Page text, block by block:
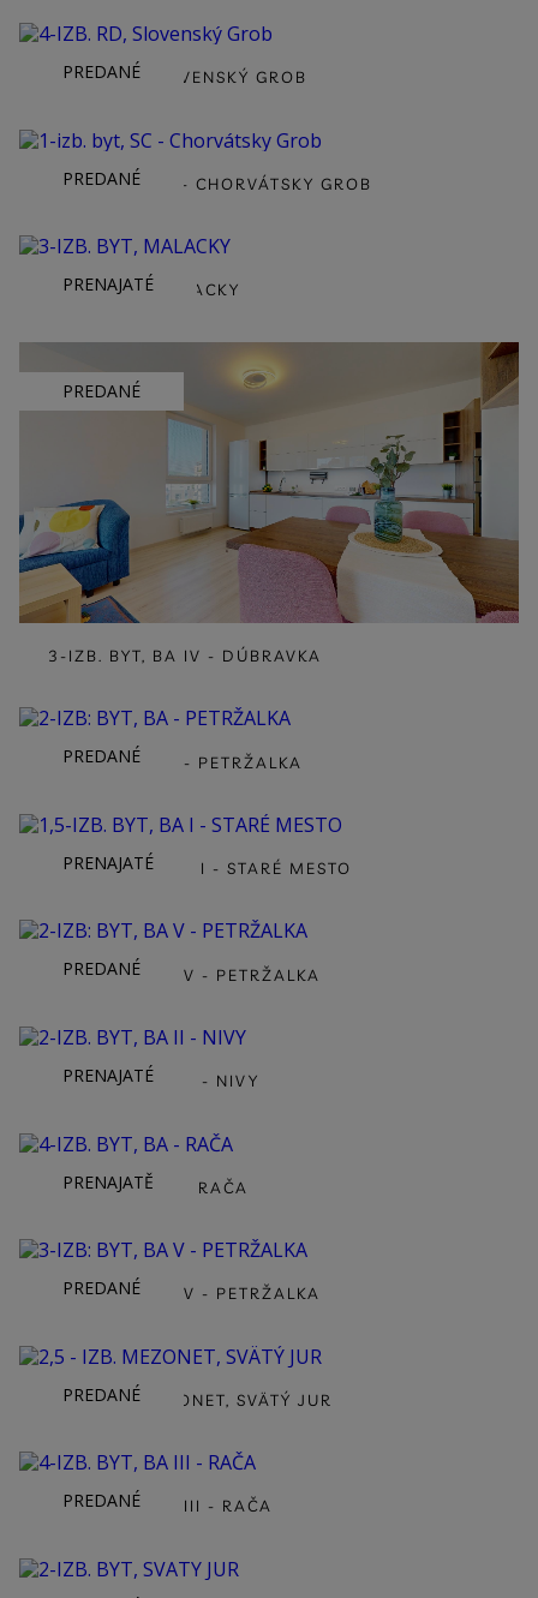
4-IZB. RD, SLOVENSKÝ GROB
PREDANÉ
1-IZB. BYT, SC - CHORVÁTSKY GROB
PREDANÉ
3-IZB. BYT, MALACKY
PRENAJATÉ
3-IZB. BYT, BA IV - DÚBRAVKA
PREDANÉ
2-IZB: BYT, BA - PETRŽALKA
PREDANÉ
1,5-IZB. BYT, BA I - STARÉ MESTO
PRENAJATÉ
2-IZB: BYT, BA V - PETRŽALKA
PREDANÉ
2-IZB. BYT, BA II - NIVY
PRENAJATÉ
4-IZB. BYT, BA - RAČA
PRENAJATĚ
3-IZB: BYT, BA V - PETRŽALKA
PREDANÉ
2,5 - IZB. MEZONET, SVÄTÝ JUR
PREDANÉ
4-IZB. BYT, BA III - RAČA
PREDANÉ